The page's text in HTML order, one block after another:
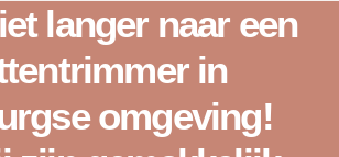
langer naar een
in
omgeving!